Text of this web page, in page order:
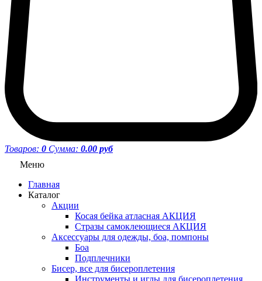
Товаров: 0 Сумма: 0.00 руб
Меню
Главная
Каталог
Акции
Косая бейка атласная АКЦИЯ
Стразы самоклеющиеся АКЦИЯ
Аксессуары для одежды, боа, помпоны
Боа
Подплечники
Бисер, все для бисероплетения
Инструменты и иглы для бисероплетения